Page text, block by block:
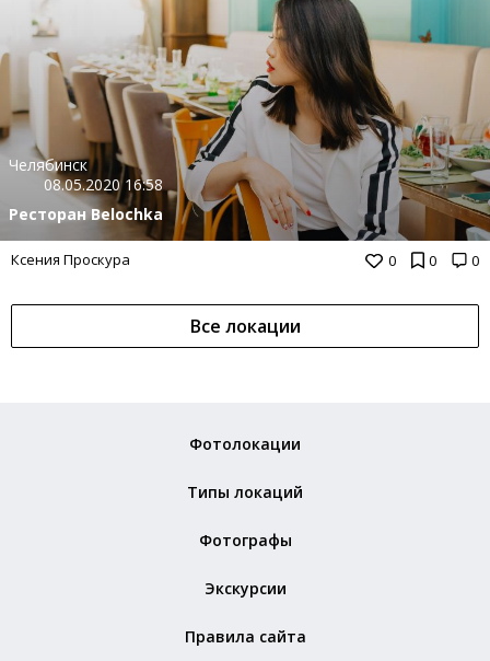
0 0 0
Челябинск
08.05.2020 16:58
Ресторан Belochka
Ксения Проскура
Все локации
Фотолокации
Типы локаций
Фотографы
Экскурсии
Правила сайта